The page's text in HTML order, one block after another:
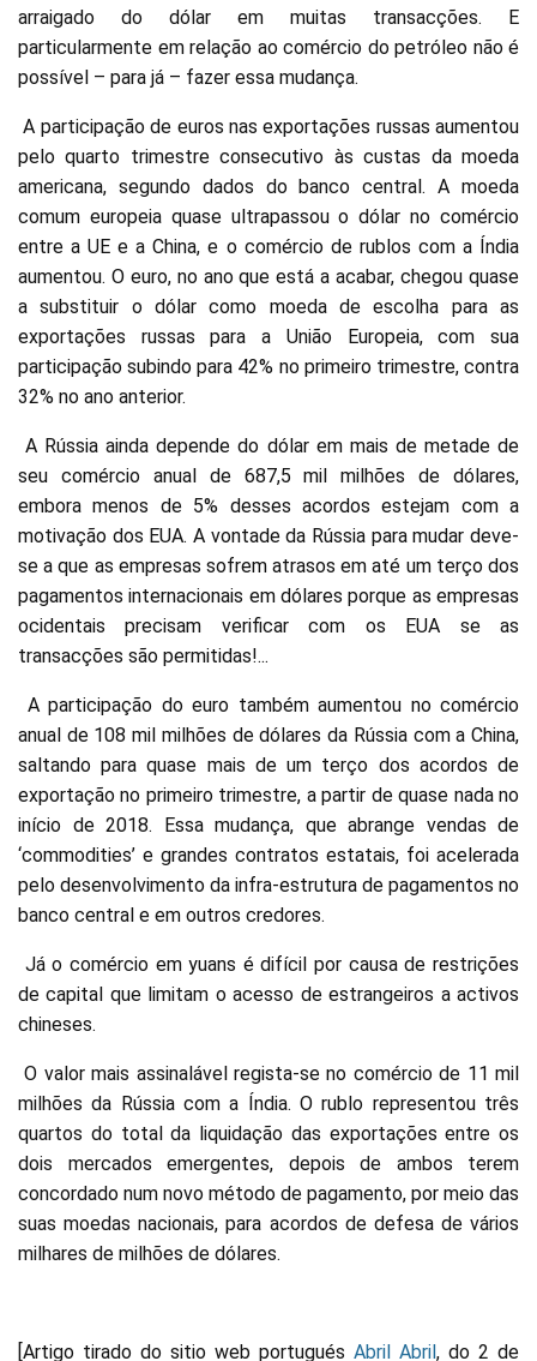
arraigado do dólar em muitas transacções. E
particularmente em relação ao comércio do petróleo não é
possível – para já – fazer essa mudança.
A participação de euros nas exportações russas aumentou
pelo quarto trimestre consecutivo às custas da moeda
americana, segundo dados do banco central. A moeda
comum europeia quase ultrapassou o dólar no comércio
entre a UE e a China, e o comércio de rublos com a Índia
aumentou. O euro, no ano que está a acabar, chegou quase
a substituir o dólar como moeda de escolha para as
exportações russas para a União Europeia, com sua
participação subindo para 42% no primeiro trimestre, contra
32% no ano anterior.
A Rússia ainda depende do dólar em mais de metade de
seu comércio anual de 687,5 mil milhões de dólares,
embora menos de 5% desses acordos estejam com a
motivação dos EUA. A vontade da Rússia para mudar deve-
se a que as empresas sofrem atrasos em até um terço dos
pagamentos internacionais em dólares porque as empresas
ocidentais precisam verificar com os EUA se as
transacções são permitidas!...
A participação do euro também aumentou no comércio
anual de 108 mil milhões de dólares da Rússia com a China,
saltando para quase mais de um terço dos acordos de
exportação no primeiro trimestre, a partir de quase nada no
início de 2018. Essa mudança, que abrange vendas de
‘commodities’ e grandes contratos estatais, foi acelerada
pelo desenvolvimento da infra-estrutura de pagamentos no
banco central e em outros credores.
Já o comércio em yuans é difícil por causa de restrições
de capital que limitam o acesso de estrangeiros a activos
chineses.
O valor mais assinalável regista-se no comércio de 11 mil
milhões da Rússia com a Índia. O rublo representou três
quartos do total da liquidação das exportações entre os
dois mercados emergentes, depois de ambos terem
concordado num novo método de pagamento, por meio das
suas moedas nacionais, para acordos de defesa de vários
milhares de milhões de dólares.
[Artigo tirado do sitio web portugués Abril Abril, do 2 de